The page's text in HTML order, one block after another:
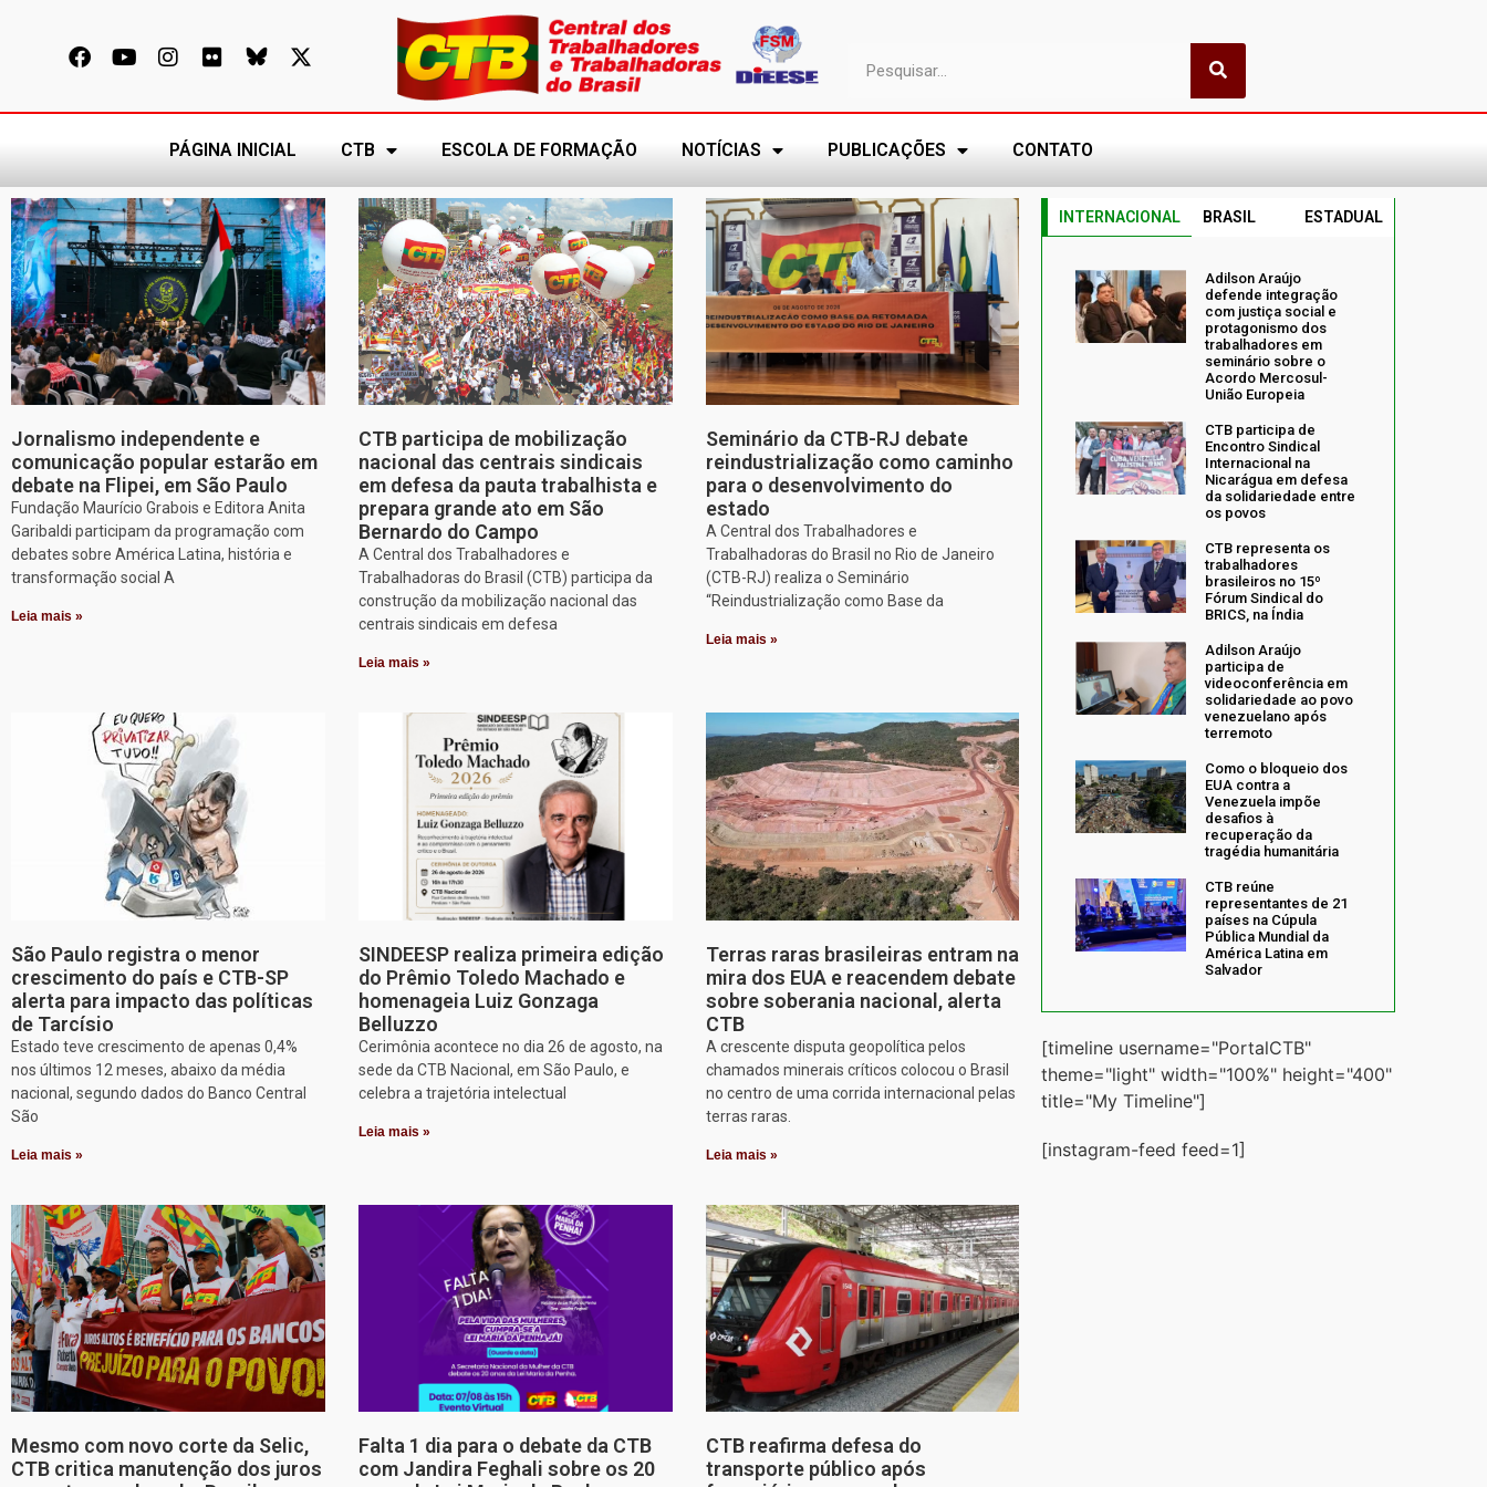
PÁGINA INICIAL CTB ESCOLA DE FORMAÇÃO NOTÍCIAS PUBLICAÇÕES CONTATO
Jornalismo independente e
comunicação popular estarão em
debate na Flipei, em São Paulo
Fundação Maurício Grabois e Editora Anita
Garibaldi participam da programação com
debates sobre América Latina, história e
transformação social A
Leia mais »
CTB participa de mobilização
nacional das centrais sindicais
em defesa da pauta trabalhista e
prepara grande ato em São
Bernardo do Campo
A Central dos Trabalhadores e
Trabalhadoras do Brasil (CTB) participa da
construção da mobilização nacional das
centrais sindicais em defesa
Leia mais »
Seminário da CTB-RJ debate
reindustrialização como caminho
para o desenvolvimento do
estado
A Central dos Trabalhadores e
Trabalhadoras do Brasil no Rio de Janeiro
(CTB-RJ) realiza o Seminário
“Reindustrialização como Base da
Leia mais »
São Paulo registra o menor
crescimento do país e CTB-SP
alerta para impacto das políticas
de Tarcísio
Estado teve crescimento de apenas 0,4%
nos últimos 12 meses, abaixo da média
nacional, segundo dados do Banco Central
São
Leia mais »
SINDEESP realiza primeira edição
do Prêmio Toledo Machado e
homenageia Luiz Gonzaga
Belluzzo
Cerimônia acontece no dia 26 de agosto, na
sede da CTB Nacional, em São Paulo, e
celebra a trajetória intelectual
Leia mais »
Terras raras brasileiras entram na
mira dos EUA e reacendem debate
sobre soberania nacional, alerta
CTB
A crescente disputa geopolítica pelos
chamados minerais críticos colocou o Brasil
no centro de uma corrida internacional pelas
terras raras.
Leia mais »
Mesmo com novo corte da Selic,
CTB critica manutenção dos juros
Falta 1 dia para o debate da CTB
com Jandira Feghali sobre os 20
CTB reafirma defesa do
transporte público após
INTERNACIONAL BRASIL ESTADUAL
Adilson Araújo
defende integração
com justiça social e
protagonismo dos
trabalhadores em
seminário sobre o
Acordo Mercosul-
União Europeia
CTB participa de
Encontro Sindical
Internacional na
Nicarágua em defesa
da solidariedade entre
os povos
CTB representa os
trabalhadores
brasileiros no 15º
Fórum Sindical do
BRICS, na Índia
Adilson Araújo
participa de
videoconferência em
solidariedade ao povo
venezuelano após
terremoto
Como o bloqueio dos
EUA contra a
Venezuela impõe
desafios à
recuperação da
tragédia humanitária
CTB reúne
representantes de 21
países na Cúpula
Pública Mundial da
América Latina em
Salvador
[timeline username="PortalCTB"
theme="light" width="100%" height="400"
title="My Timeline"]
[instagram-feed feed=1]